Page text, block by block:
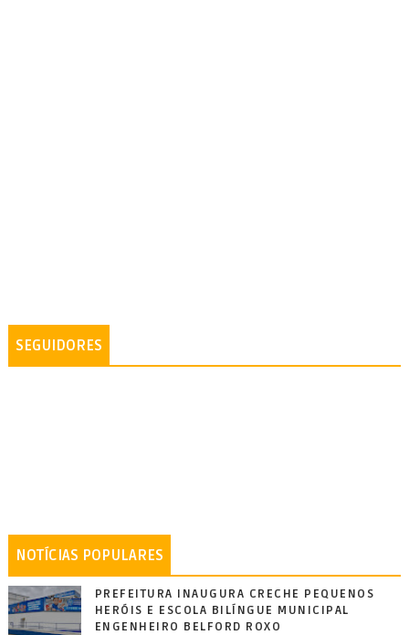
SEGUIDORES
NOTÍCIAS POPULARES
PREFEITURA INAUGURA CRECHE PEQUENOS
HERÓIS E ESCOLA BILÍNGUE MUNICIPAL
ENGENHEIRO BELFORD ROXO